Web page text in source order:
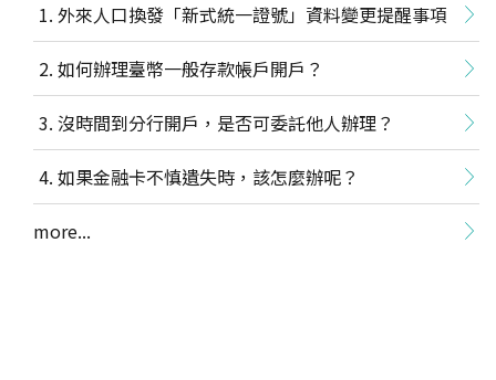
外來人口換發「新式統一證號」資料變更提醒事項
如何辦理臺幣一般存款帳戶開戶？
沒時間到分行開戶，是否可委託他人辦理？
如果金融卡不慎遺失時，該怎麼辦呢？
more...